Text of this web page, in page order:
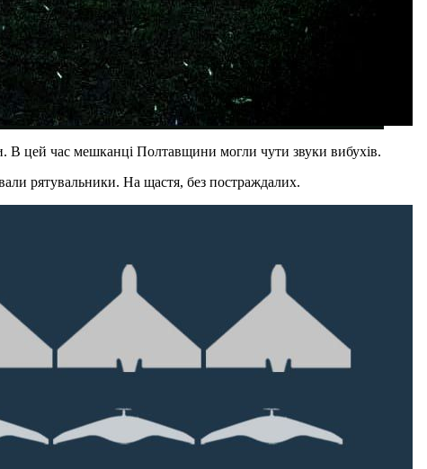
В цей час мешканці Полтавщини могли чути звуки вибухів.
рятувальники. На щастя, без постраждалих.